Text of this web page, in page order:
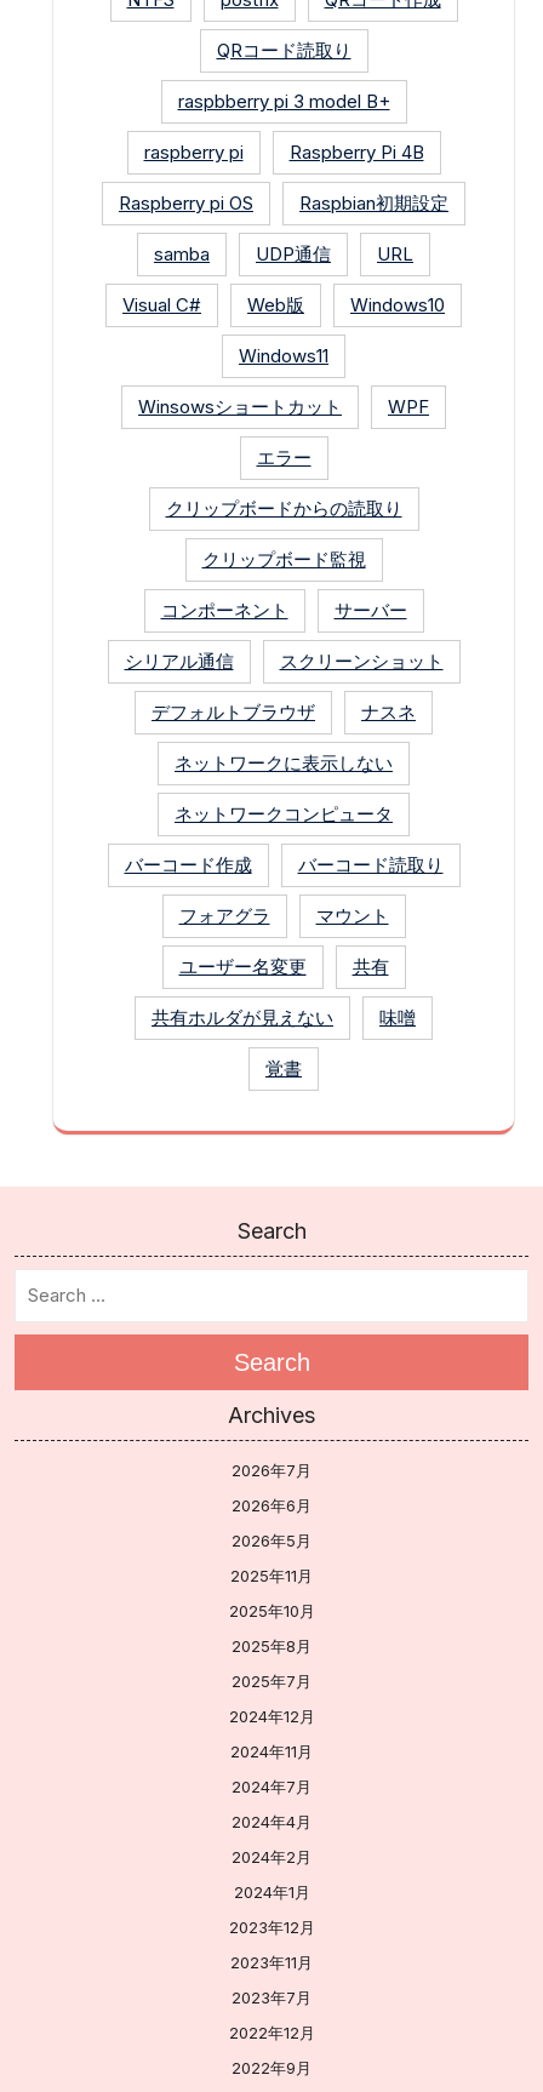
QRコード読取り
raspbberry pi 3 model B+
raspberry pi Raspberry Pi 4B
Raspberry pi OS Raspbian初期設定
samba UDP通信 URL
Visual C# Web版 Windows10
Windows11
Winsowsショートカット WPF
エラー
クリップボードからの読取り
クリップボード監視
コンポーネント サーバー
シリアル通信 スクリーンショット
デフォルトブラウザ ナスネ
ネットワークに表示しない
ネットワークコンピュータ
バーコード作成 バーコード読取り
フォアグラ マウント
ユーザー名変更 共有
共有ホルダが見えない 味噌
覚書
Search
Search
Archives
2026年7月
2026年6月
2026年5月
2025年11月
2025年10月
2025年8月
2025年7月
2024年12月
2024年11月
2024年7月
2024年4月
2024年2月
2024年1月
2023年12月
2023年11月
2023年7月
2022年12月
2022年9月